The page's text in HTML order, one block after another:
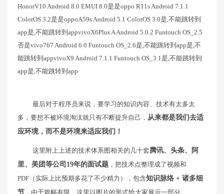
HonorV10 Android 8.0 EMUI 8.0是是oppo R11s Android 7.1.1
ColorOS 3.2是是oppoA59s Android 5.1 ColorOS 3.0是,不能跳转到
app是,不能跳转到appvivoX6Plus A Android 5.0.2 Funtouch OS_2.5
否是vivo767 Android 6.0 Funtouch OS_2.6是,不能跳转到app是,不
能跳转到appvivoX9 Android 7.1.1 Funtouch OS_3.1是,不能跳转到
app是,不能跳转到app
最后对于程序员来说，要学习的知识内容、技术有太多太
多，要想不被环境淘汰就只有不断提升自己， 从来都是我们去适
应环境，而不是环境来适应我们！
这里附上上述的技术体系图相关的几十套腾讯、头条、阿
里、美团等公司19年的面试题 ，把技术点整理成了视频和
PDF（实际上比预期多花了不少精力），包含知识脉络 + 诸多细
节 ，由于篇幅有限，这里以图片的形式给大家展示一部分。